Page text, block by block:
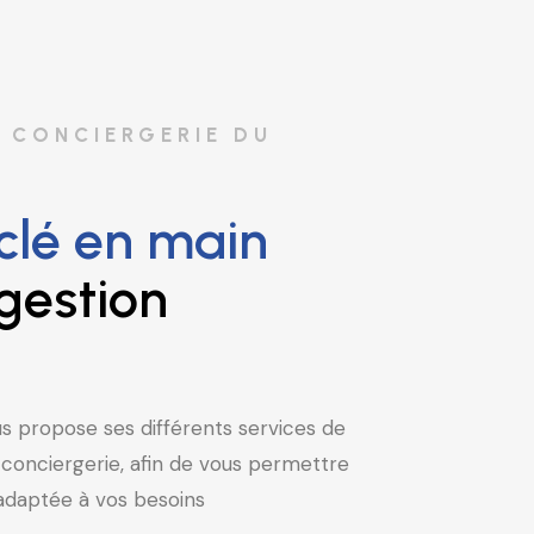
DU
en main
propose ses différents services de
afin de vous permettre
à vos besoins